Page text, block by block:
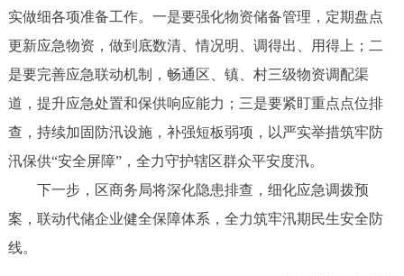
实做细各项准备工作。一是要强化物资储备管理，定期盘点
更新应急物资，做到底数清、情况明、调得出、用得上；二
是要完善应急联动机制，畅通区、镇、村三级物资调配渠
道，提升应急处置和保供响应能力；三是要紧盯重点点位排
查，持续加固防汛设施，补强短板弱项，以严实举措筑牢防
汛保供“安全屏障”，全力守护辖区群众平安度汛。
下一步，区商务局将深化隐患排查，细化应急调拨预
案，联动代储企业健全保障体系，全力筑牢汛期民生安全防
线。